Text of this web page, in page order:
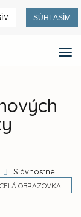
SÚHLASÍM
Slávnostné
CELÁ OBRAZOVKA